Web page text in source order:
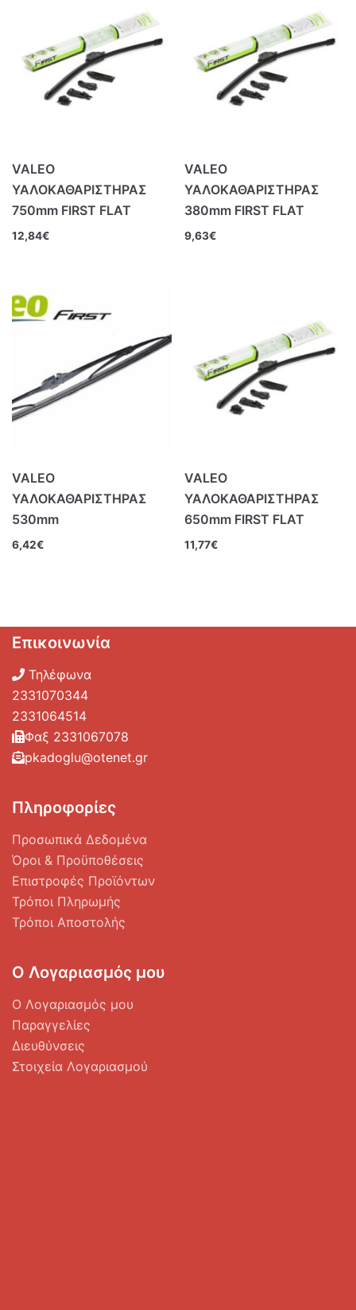
VALEO
ΥΑΛΟΚΑΘΑΡΙΣΤΗΡΑΣ
750mm FIRST FLAT
12,84€
VALEO
ΥΑΛΟΚΑΘΑΡΙΣΤΗΡΑΣ
380mm FIRST FLAT
9,63€
VALEO
ΥΑΛΟΚΑΘΑΡΙΣΤΗΡΑΣ
530mm
6,42€
VALEO
ΥΑΛΟΚΑΘΑΡΙΣΤΗΡΑΣ
650mm FIRST FLAT
11,77€
Επικοινωνία
Τηλέφωνα
2331070344
2331064514
Φαξ 2331067078
pkadoglu@otenet.gr
Πληροφορίες
Προσωπικά Δεδομένα
Όροι & Προϋποθέσεις
Επιστροφές Προϊόντων
Τρόποι Πληρωμής
Τρόποι Αποστολής
Ο Λογαριασμός μου
Ο Λογαριασμός μου
Παραγγελίες
Διευθύνσεις
Στοιχεία Λογαριασμού